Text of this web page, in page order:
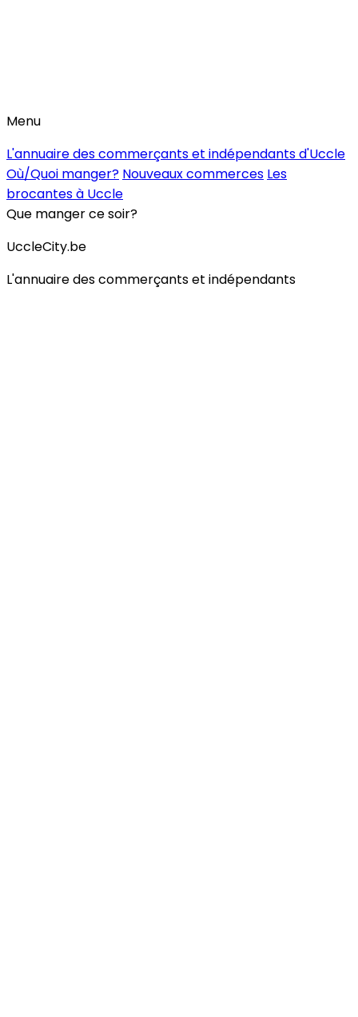
Menu
L'annuaire des commerçants et indépendants d'Uccle
Où/Quoi manger? Nouveaux commerces Les
brocantes à Uccle
Que manger ce soir?
UccleCity.be
L'annuaire des commerçants et indépendants